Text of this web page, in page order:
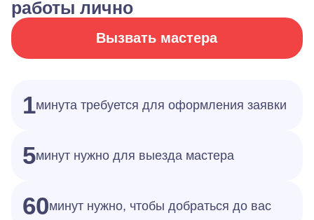
работы лично
Вызвать мастера
1минута требуется для оформления заявки
5минут нужно для выезда мастера
60минут нужно, чтобы добраться до вас